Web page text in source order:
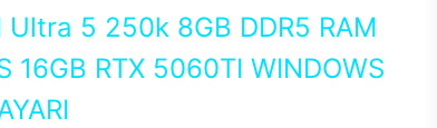
Ultra 5 250k 8GB DDR5 RAM
16GB RTX 5060TI WINDOWS